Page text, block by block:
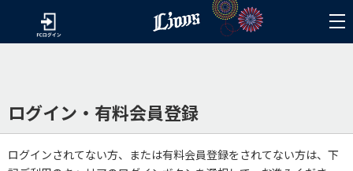
ログイン・有料会員登録
ログインされてない方、または有料会員登録をされてない方は、下